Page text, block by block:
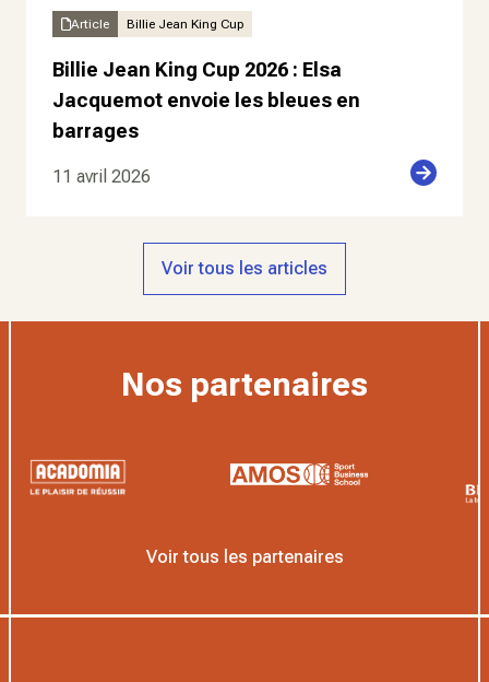
Article Billie Jean King Cup
Billie Jean King Cup 2026 : Elsa
Jacquemot envoie les bleues en
barrages
11 avril 2026
Voir tous les articles
Nos partenaires
Voir tous les partenaires